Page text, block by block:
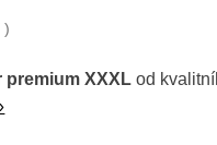
)
premium XXXL od